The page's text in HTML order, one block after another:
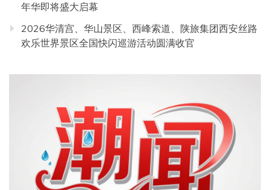
年华即将盛大启幕
2026华清宫、华山景区、西峰索道、陕旅集团西安丝路
欢乐世界景区全国快闪巡游活动圆满收官